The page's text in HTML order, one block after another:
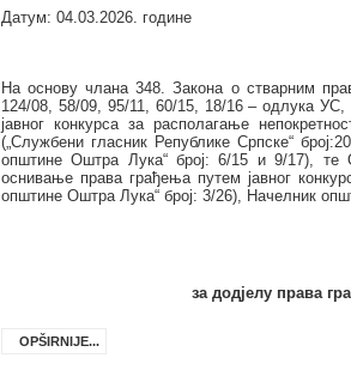
Датум: 04.03.2026. године
На основу члана 348. Закона о стварним
124/08, 58/09, 95/11, 60/15, 18/16 – одлука
јавног конкурса за располагање
(„Службени гласник Републике Српске“
општине Оштра Лука“ број: 6/15 и 9/17),
оснивање права грађења путем јавног
општине Оштра Лука“ број: 3/26), Начелник
за додјелу права
OPŠIRNIJE...